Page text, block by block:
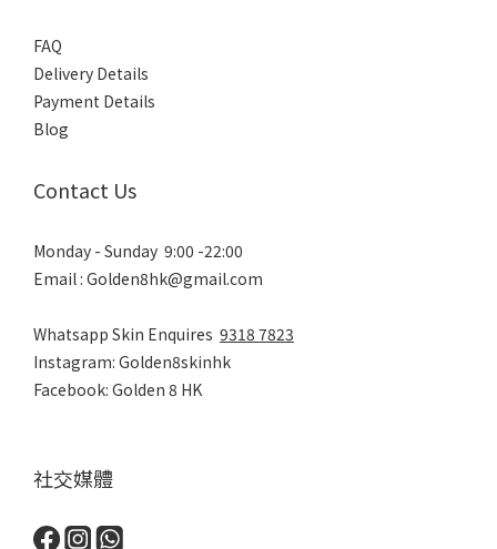
FAQ
Delivery Details
Payment Details
Blog
Contact Us
Monday - Sunday 9:00 -22:00
Email : Golden8hk@gmail.com
Whatsapp Skin Enquires 9318 7823
Instagram: Golden8skinhk
Facebook: Golden 8 HK
社交媒體